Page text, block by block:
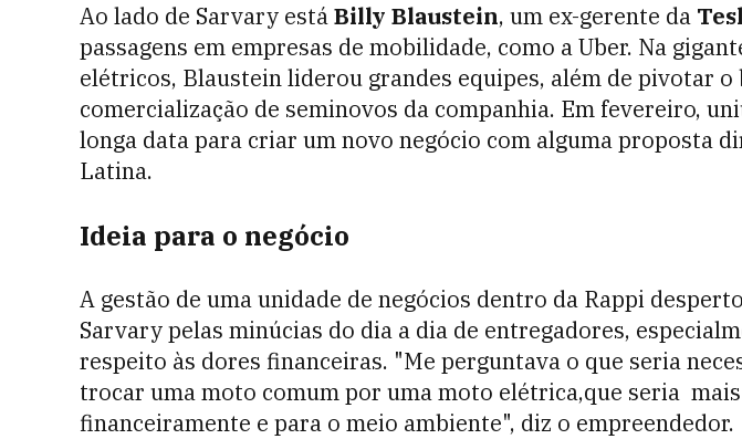
Ao lado de Sarvary estáBilly Blaustein, um ex-gerente da
passagens em empresas de mobilidade, como a Uber. Na
elétricos, Blaustein liderou grandes equipes, além de pivotar o
comercialização de seminovos da companhia. Em fevereiro,
longa data para criar um novo negócio com alguma proposta
Latina.
Ideia para o negócio
A gestão de uma unidade de negócios dentro da Rappi
Sarvary pelas minúcias do dia a dia de entregadores,
respeito às dores financeiras. "Me perguntava o que seria
trocar uma moto comum por uma moto elétrica,que seria
financeiramente e para o meio ambiente", diz o empreendedor.